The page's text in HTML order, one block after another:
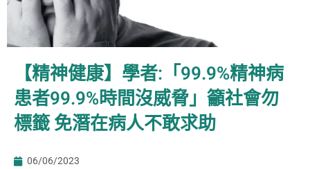
【精神健康】學者:「99.9%精神病
患者99.9%時間沒威脅」籲社會勿
標籤 免潛在病人不敢求助
06/06/2023